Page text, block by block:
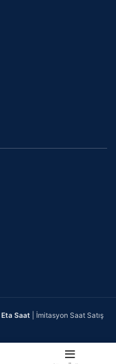
Eta Saat | İmitasyon Saat Satış